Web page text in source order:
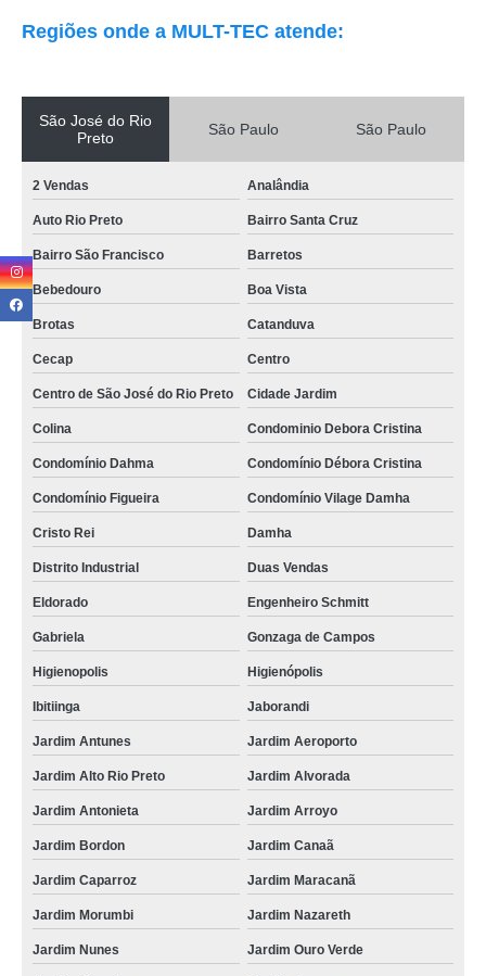
Regiões onde a MULT-TEC atende:
São José do Rio
Preto
São Paulo São Paulo
2 Vendas Analândia
Auto Rio Preto Bairro Santa Cruz
Bairro São Francisco Barretos
Bebedouro Boa Vista
Brotas Catanduva
Cecap Centro
Centro de São José do Rio Preto Cidade Jardim
Colina Condominio Debora Cristina
Condomínio Dahma Condomínio Débora Cristina
Condomínio Figueira Condomínio Vilage Damha
Cristo Rei Damha
Distrito Industrial Duas Vendas
Eldorado Engenheiro Schmitt
Gabriela Gonzaga de Campos
Higienopolis Higienópolis
Ibitiinga Jaborandi
Jardim Antunes Jardim Aeroporto
Jardim Alto Rio Preto Jardim Alvorada
Jardim Antonieta Jardim Arroyo
Jardim Bordon Jardim Canaã
Jardim Caparroz Jardim Maracanã
Jardim Morumbi Jardim Nazareth
Jardim Nunes Jardim Ouro Verde